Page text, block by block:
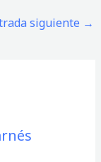
siguiente →